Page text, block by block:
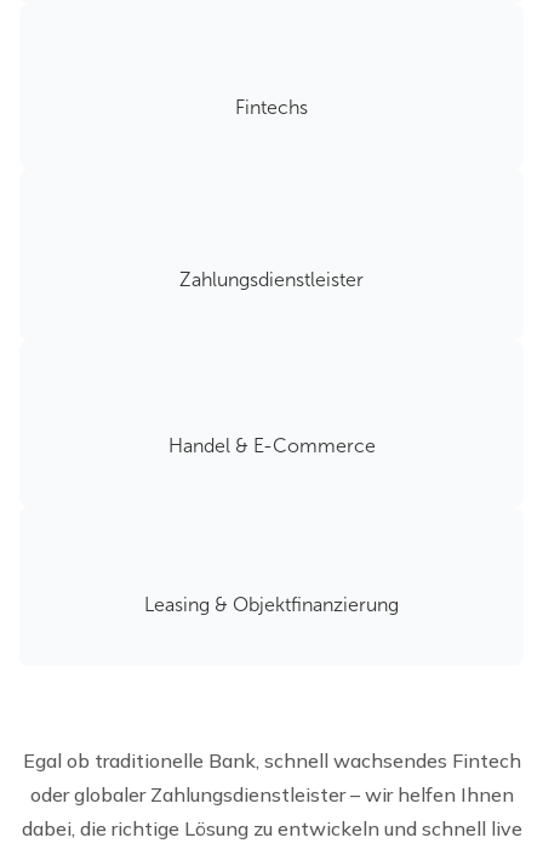
Fintechs
Zahlungsdienstleister
Handel & E-Commerce
Leasing & Objektfinanzierung
Egal ob traditionelle Bank, schnell wachsendes Fintech
oder globaler Zahlungsdienstleister – wir helfen Ihnen
dabei, die richtige Lösung zu entwickeln und schnell live